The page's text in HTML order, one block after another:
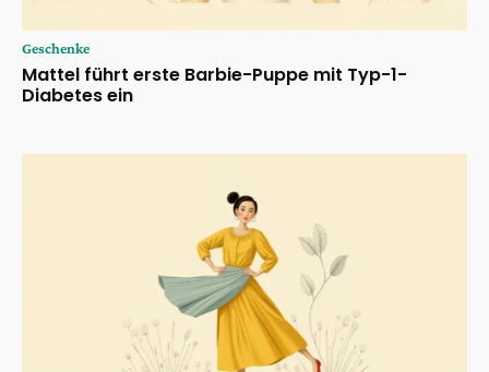
Geschenke
Mattel führt erste Barbie-Puppe mit Typ-1-
Diabetes ein